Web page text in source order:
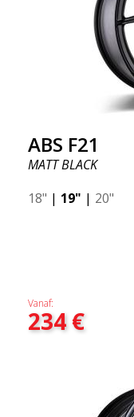
ABS F21
MATT BLACK
18" | 19" | 20"
Vanaf:
234€